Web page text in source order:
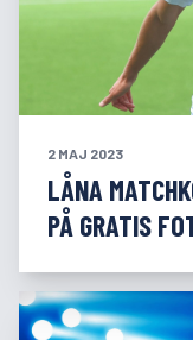
2 MAJ 2023
LÅNA
PÅ GRATIS